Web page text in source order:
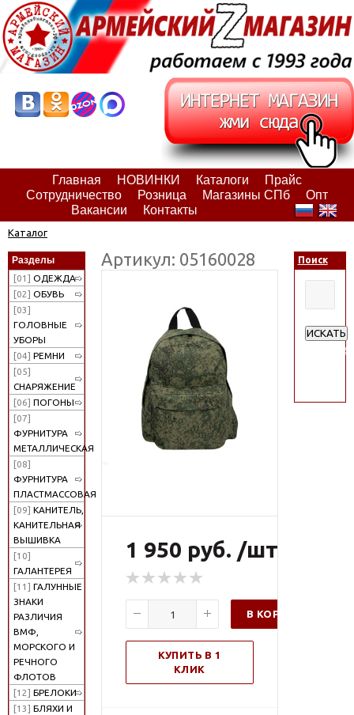
Главная НОВИНКИ Каталоги
Прайс
Сотрудничество
Розница Магазины СПб
Опт
Вакансии
Контакты
Каталог
Разделы
[01] ОДЕЖДА
[02] ОБУВЬ
[03]
ГОЛОВНЫЕ
УБОРЫ
[04] РЕМНИ
[05]
СНАРЯЖЕНИЕ
[06] ПОГОНЫ
[07]
ФУРНИТУРА
МЕТАЛЛИЧЕСКАЯ
[08]
ФУРНИТУРА
ПЛАСТМАССОВАЯ
[09] КАНИТЕЛЬ,
КАНИТЕЛЬНАЯ
ВЫШИВКА
[10]
ГАЛАНТЕРЕЯ
[11] ГАЛУННЫЕ
ЗНАКИ
РАЗЛИЧИЯ
ВМФ,
МОРСКОГО И
РЕЧНОГО
ФЛОТОВ
[12] БРЕЛОКИ
[13] БЛЯХИ И
Артикул: 05160028
1 950 руб. /шт
В КОРЗИНУ
КУПИТЬ В 1
КЛИК
Поиск
ИСКАТЬ